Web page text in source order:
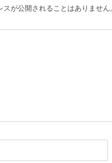
スが公開されることはありません。